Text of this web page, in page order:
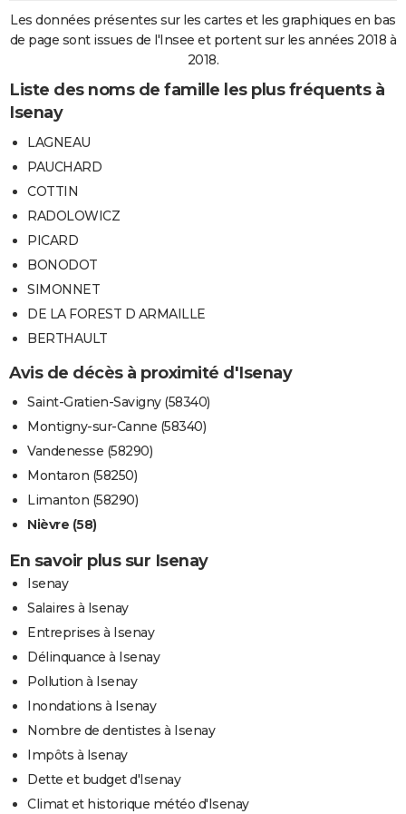
Les données présentes sur les cartes et les graphiques en bas
de page sont issues de l'Insee et portent sur les années 2018 à
2018.
Liste des noms de famille les plus fréquents à
Isenay
LAGNEAU
PAUCHARD
COTTIN
RADOLOWICZ
PICARD
BONODOT
SIMONNET
DE LA FOREST D ARMAILLE
BERTHAULT
Avis de décès à proximité d'Isenay
Saint-Gratien-Savigny (58340)
Montigny-sur-Canne (58340)
Vandenesse (58290)
Montaron (58250)
Limanton (58290)
Nièvre (58)
En savoir plus sur Isenay
Isenay
Salaires à Isenay
Entreprises à Isenay
Délinquance à Isenay
Pollution à Isenay
Inondations à Isenay
Nombre de dentistes à Isenay
Impôts à Isenay
Dette et budget d'Isenay
Climat et historique météo d'Isenay